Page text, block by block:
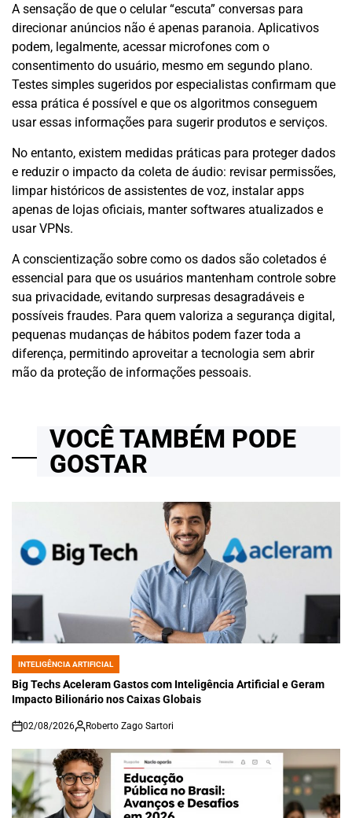
A sensação de que o celular “escuta” conversas para
direcionar anúncios não é apenas paranoia. Aplicativos
podem, legalmente, acessar microfones com o
consentimento do usuário, mesmo em segundo plano.
Testes simples sugeridos por especialistas confirmam que
essa prática é possível e que os algoritmos conseguem
usar essas informações para sugerir produtos e serviços.
No entanto, existem medidas práticas para proteger dados
e reduzir o impacto da coleta de áudio: revisar permissões,
limpar históricos de assistentes de voz, instalar apps
apenas de lojas oficiais, manter softwares atualizados e
usar VPNs.
A conscientização sobre como os dados são coletados é
essencial para que os usuários mantenham controle sobre
sua privacidade, evitando surpresas desagradáveis e
possíveis fraudes. Para quem valoriza a segurança digital,
pequenas mudanças de hábitos podem fazer toda a
diferença, permitindo aproveitar a tecnologia sem abrir
mão da proteção de informações pessoais.
VOCÊ TAMBÉM PODE
GOSTAR
POSTED
IN
INTELIGÊNCIA ARTIFICIAL
Big Techs Aceleram Gastos com Inteligência Artificial e Geram
Impacto Bilionário nos Caixas Globais
on
02/08/2026 Roberto Zago Sartori